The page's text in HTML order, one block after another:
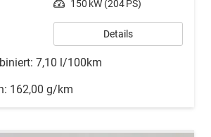
Leistung 150 kW (204 PS)
Details
7,10 l/100km
162,00 g/km